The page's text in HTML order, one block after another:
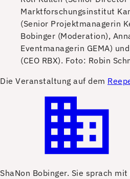
Marktforschungsinstitut
(Senior Projektmanagerin
Bobinger (Moderation),
Eventmanagerin GEMA)
(CEO RBX). Foto: Robin
Die Veranstaltung auf dem
ShaNon Bobinger. Sie sprach